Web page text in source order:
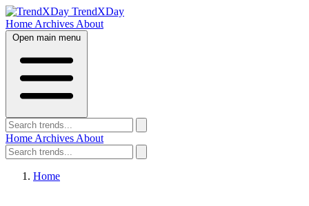
TrendXDay
Home Archives About
Open main menu
Home Archives About
Home